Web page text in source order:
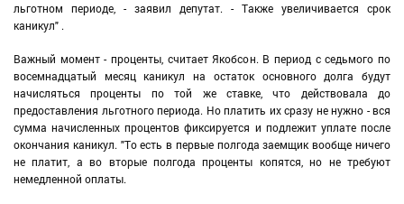
льготном периоде, - заявил депутат. - Также увеличивается срок
каникул" .
Важный момент - проценты, считает Якобсон. В период с седьмого по
восемнадцатый месяц каникул на остаток основного долга будут
начисляться проценты по той же ставке, что действовала до
предоставления льготного периода. Но платить их сразу не нужно - вся
сумма начисленных процентов фиксируется и подлежит уплате после
окончания каникул. "То есть в первые полгода заемщик вообще ничего
не платит, а во вторые полгода проценты копятся, но не требуют
немедленной оплаты.